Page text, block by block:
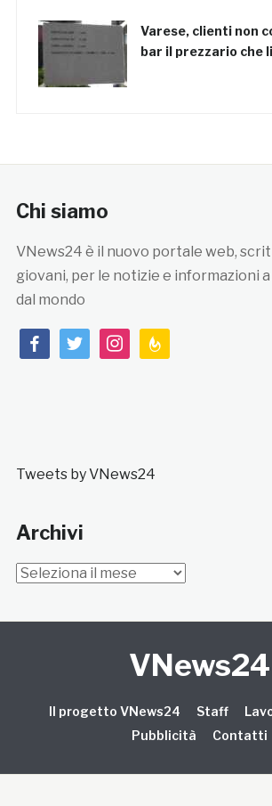
Varese, clienti non
bar il prezzario che
Chi siamo
VNews24 è il nuovo portale web,
giovani, per le notizie e informazioni a
dal mondo
facebooktwitterinstagramfeedburner
Tweets by VNews24
Archivi
Archivi
VNews24
Il progetto VNews24 Staff
Pubblicità
Contatti